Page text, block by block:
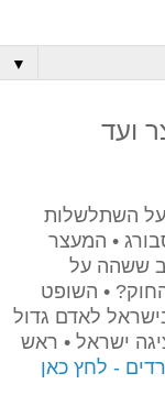
▼
ועד
על השתלשלות
• המעצר
ששהה על
• השופט
לאדם גדול
ישראל • ראש
- לחץ כאן